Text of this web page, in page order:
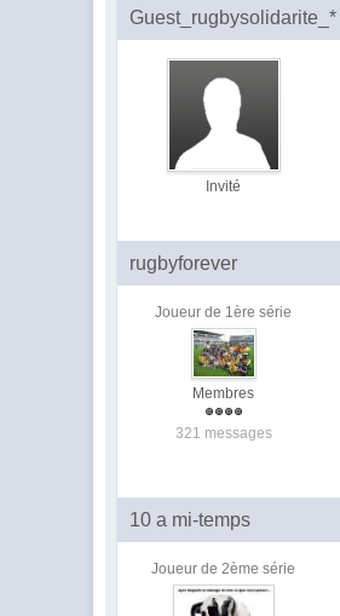
Guest_rugbysolidarite_*
Invité
rugbyforever
Joueur de 1ère série
Membres
321 messages
10 a mi-temps
Joueur de 2ème série